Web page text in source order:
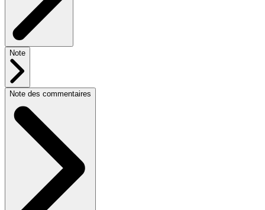
Note
Note des commentaires